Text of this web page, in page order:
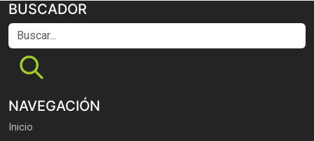
BUSCADOR
Buscar...
NAVEGACIÓN
Inicio